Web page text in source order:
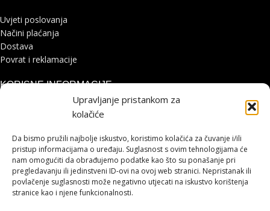
Upravljanje pristankom za
kolačiće
Da bismo pružili najbolje iskustvo, koristimo kolačića za čuvanje i/ili
pristup informacijama o uređaju. Suglasnost s ovim tehnologijama će
nam omogućiti da obrađujemo podatke kao što su ponašanje pri
pregledavanju ili jedinstveni ID-ovi na ovoj web stranici. Nepristanak ili
povlačenje suglasnosti može negativno utjecati na iskustvo korištenja
stranice kao i njene funkcionalnosti.
Uvjeti poslovanja
Načini plaćanja
Dostava
Povrat i reklamacije
KORISNE INFORMACIJE
Zaštita osobnih podataka
Pohvale i prigovori
Platforma za online rješavanje sporova
STRANICE
Shimano servisni centar